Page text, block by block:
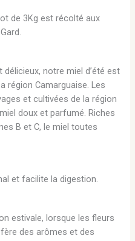
de 3Kg est récolté aux
notre miel d’été est
région Camarguaise. Les
et cultivées de la région
doux et parfumé. Riches
B et C, le miel toutes
et facilite la digestion.
estivale, lorsque les fleurs
des arômes et des